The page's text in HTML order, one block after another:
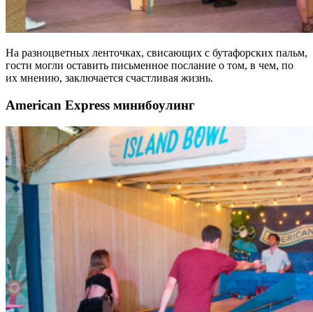
На разноцветных ленточках, свисающих с бутафорских пальм,
гости могли оставить письменное послание о том, в чем, по
их мнению, заключается счастливая жизнь.
American Express минибоулинг